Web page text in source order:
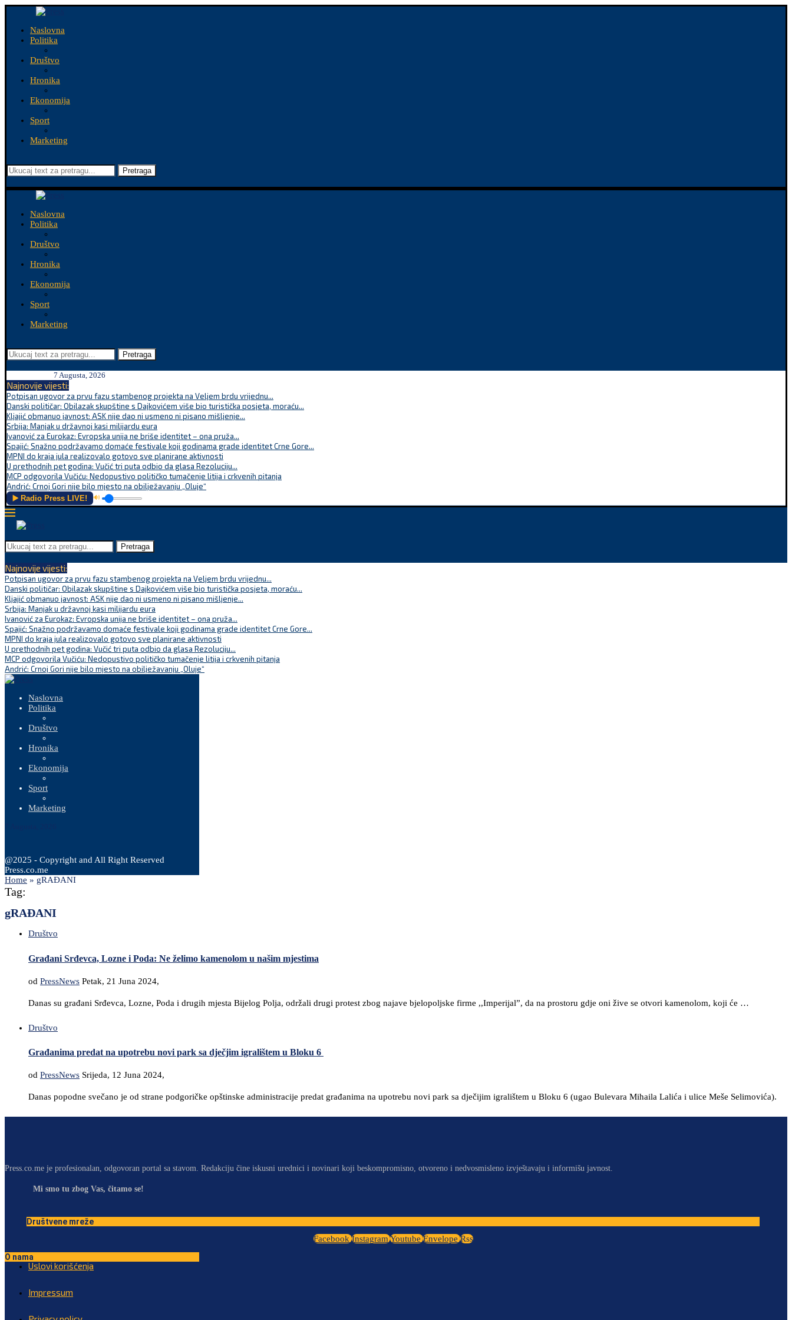
Naslovna
Politika
Društvo
Hronika
Ekonomija
Sport
Marketing
Pretraga
Naslovna
Politika
Društvo
Hronika
Ekonomija
Sport
Marketing
Pretraga
7 Augusta, 2026
Najnovije vijesti:
Potpisan ugovor za prvu fazu stambenog projekta na Veljem brdu vrijednu...
Danski političar: Obilazak skupštine s Dajkovićem više bio turistička posjeta, moraću...
Kljajić obmanuo javnost: ASK nije dao ni usmeno ni pisano mišljenje...
Srbija: Manjak u državnoj kasi milijardu eura
Ivanović za Eurokaz: Evropska unija ne briše identitet – ona pruža...
Spajić: Snažno podržavamo domaće festivale koji godinama grade identitet Crne Gore...
MPNI do kraja jula realizovalo gotovo sve planirane aktivnosti
U prethodnih pet godina: Vučić tri puta odbio da glasa Rezoluciju...
MCP odgovorila Vučiću: Nedopustivo političko tumačenje litija i crkvenih pitanja
Andrić: Crnoj Gori nije bilo mjesto na obilježavanju „Oluje“
▶️ Radio Press LIVE! 🔊
Pretraga
Najnovije vijesti:
Potpisan ugovor za prvu fazu stambenog projekta na Veljem brdu vrijednu...
Danski političar: Obilazak skupštine s Dajkovićem više bio turistička posjeta, moraću...
Kljajić obmanuo javnost: ASK nije dao ni usmeno ni pisano mišljenje...
Srbija: Manjak u državnoj kasi milijardu eura
Ivanović za Eurokaz: Evropska unija ne briše identitet – ona pruža...
Spajić: Snažno podržavamo domaće festivale koji godinama grade identitet Crne Gore...
MPNI do kraja jula realizovalo gotovo sve planirane aktivnosti
U prethodnih pet godina: Vučić tri puta odbio da glasa Rezoluciju...
MCP odgovorila Vučiću: Nedopustivo političko tumačenje litija i crkvenih pitanja
Andrić: Crnoj Gori nije bilo mjesto na obilježavanju „Oluje“
Naslovna
Politika
Društvo
Hronika
Ekonomija
Sport
Marketing
@2025 - Copyright and All Right Reserved
Press.co.me
Home » gRAĐANI
Tag:
gRAĐANI
Društvo
Građani Srđevca, Lozne i Poda: Ne želimo kamenolom u našim mjestima
od PressNews Petak, 21 Juna 2024,
Danas su građani Srđevca, Lozne, Poda i drugih mjesta Bijelog Polja, održali drugi protest zbog najave bjelopoljske firme ,,Imperijal”, da na prostoru gdje oni žive se otvori kamenolom, koji će …
Društvo
Građanima predat na upotrebu novi park sa dječjim igralištem u Bloku 6
od PressNews Srijeda, 12 Juna 2024,
Danas popodne svečano je od strane podgoričke opštinske administracije predat građanima na upotrebu novi park sa dječijim igralištem u Bloku 6 (ugao Bulevara Mihaila Lalića i ulice Meše Selimovića).
Press.co.me je profesionalan, odgovoran portal sa stavom. Redakciju čine iskusni urednici i novinari koji beskompromisno, otvoreno i nedvosmisleno izvještavaju i informišu javnost.
Mi smo tu zbog Vas, čitamo se!
Društvene mreže
Facebook Instagram Youtube Envelope Rss
O nama
Uslovi korišćenja
Impressum